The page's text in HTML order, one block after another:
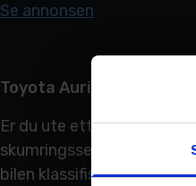
Se annonsen
Toyota Auris Hybrid
Er du ute etter bil med
skumringssensor,
bilen klassifisert som